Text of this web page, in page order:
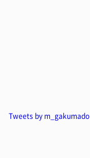
Tweets by m_gakumado